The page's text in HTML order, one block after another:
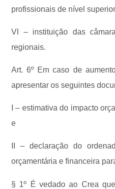
profissionais de nível
VI – instituição das
regionais.
Art. 6º Em caso de
apresentar os seguintes
I – estimativa do impacto
e
II – declaração do
orçamentária e financeira
§ 1º É vedado ao Crea